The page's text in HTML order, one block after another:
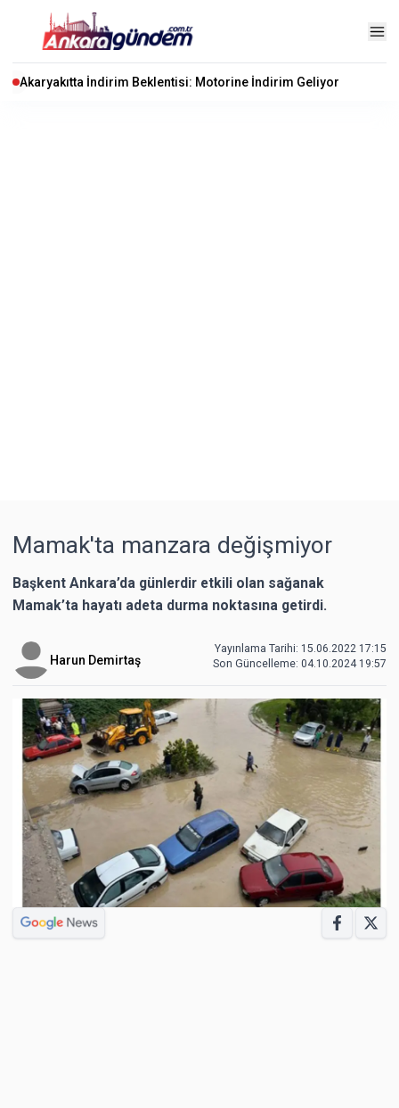
Akaryakıtta İndirim Beklentisi: Motorine İndirim Geliyor
Mamak'ta manzara değişmiyor
Başkent Ankara’da günlerdir etkili olan sağanak
Mamak’ta hayatı adeta durma noktasına getirdi.
Harun Demirtaş
Yayınlama Tarihi: 15.06.2022 17:15
Son Güncelleme: 04.10.2024 19:57